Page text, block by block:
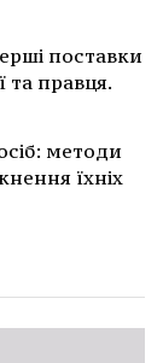
поставки
та правця.
методи
їхніх